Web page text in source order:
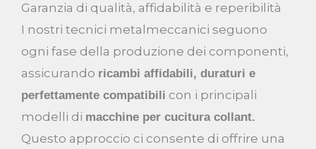
Garanzia di qualità, affidabilità e reperibilità
I nostri tecnici metalmeccanici seguono
ogni fase della produzione dei componenti,
assicurando ricambi affidabili, duraturi e
perfettamente compatibili con i principali
modelli di macchine per cucitura collant.
Questo approccio ci consente di offrire una